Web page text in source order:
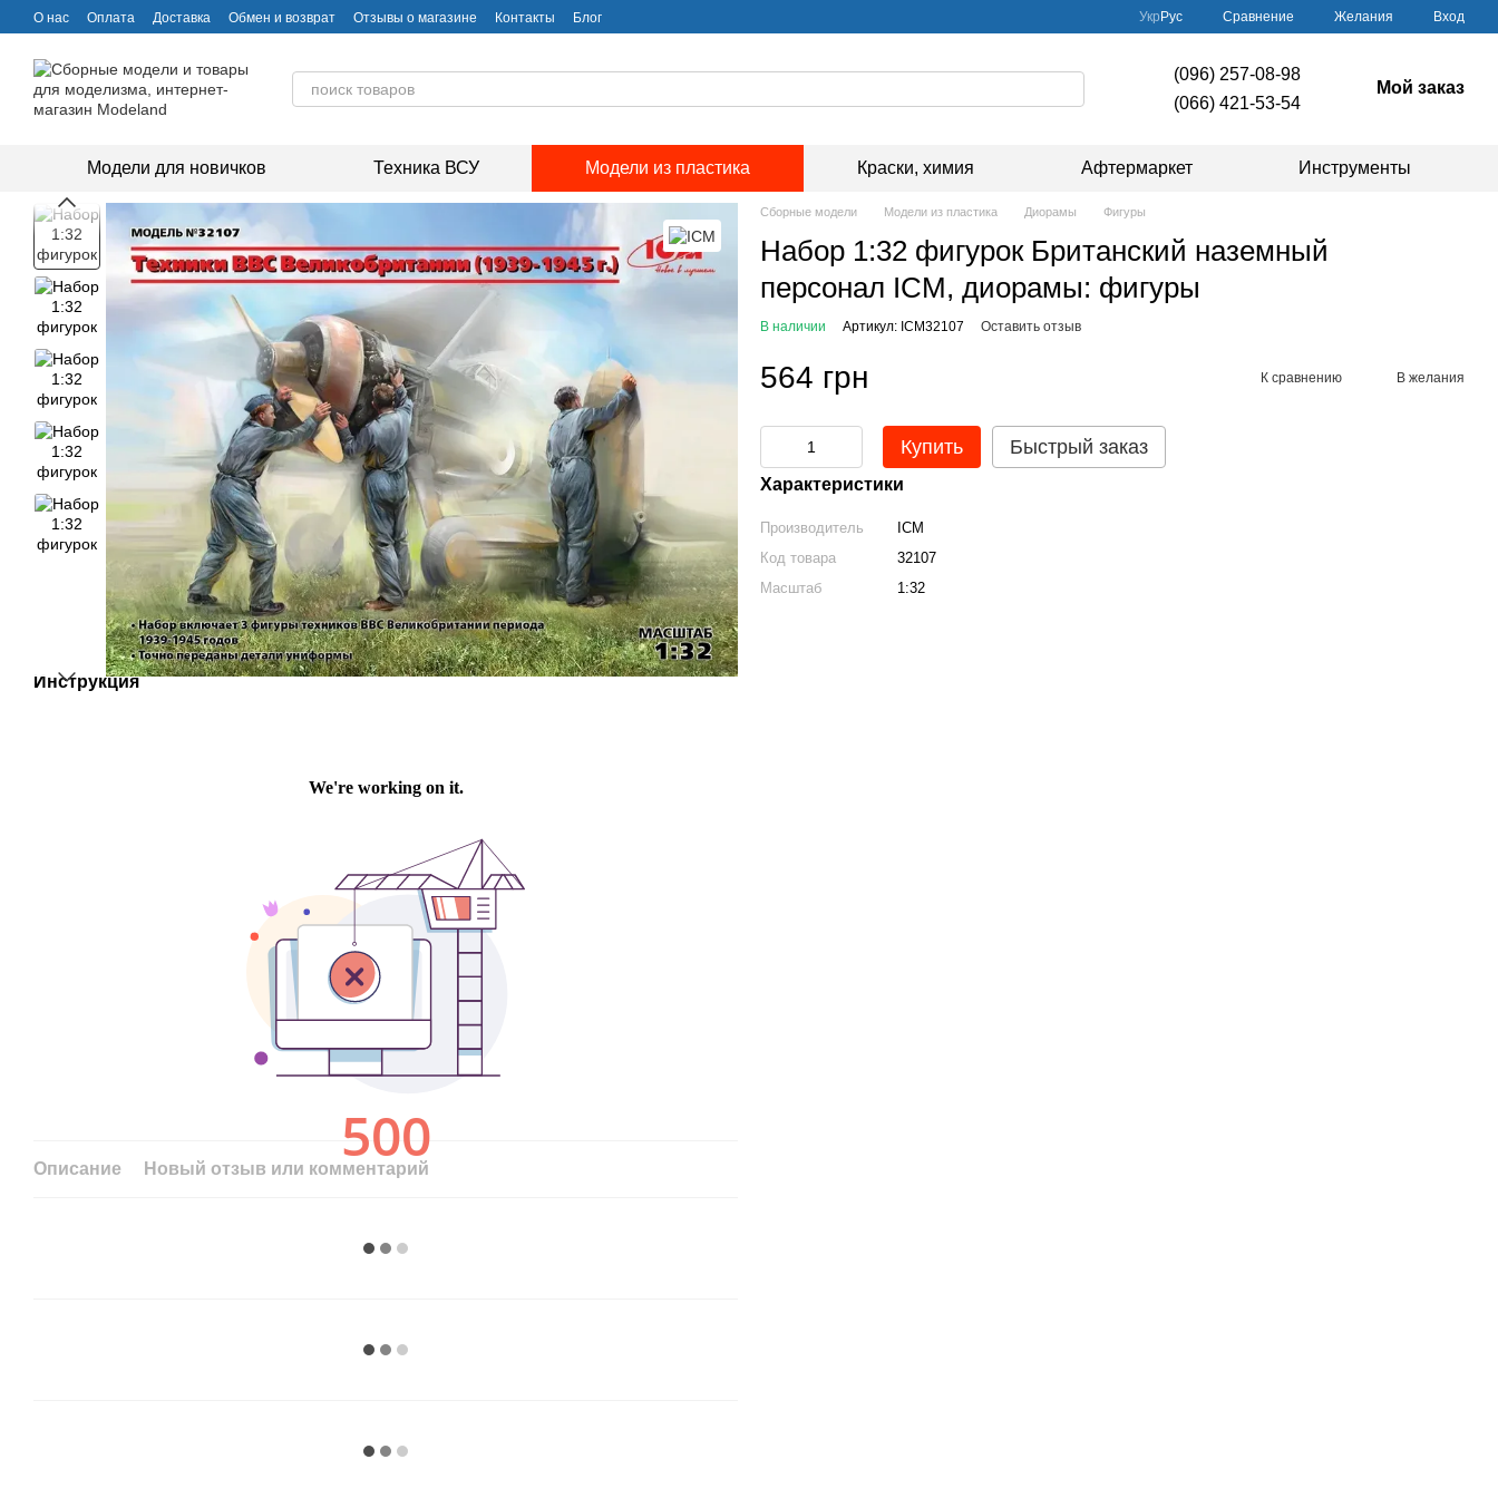
Перейти к основному контенту
О нас Оплата Доставка Обмен и возврат Отзывы о магазине Контакты Блог Укр Рус Сравнение Желания Вход
(096) 257-08-98
(066) 421-53-54
Мой заказ
Модели для новичков Техника ВСУ Модели из пластика Краски, химия Афтермаркет Инструменты
Инструкция
Описание Новый отзыв или комментарий
Сборные модели Модели из пластика Диорамы Фигуры
Набор 1:32 фигурок Британский наземный
персонал ICM, диорамы: фигуры
В наличии Артикул: ICM32107 Оставить отзыв
564 грн К сравнению В желания
Купить Быстрый заказ
Характеристики
Производитель
ICM
Код товара
32107
Масштаб
1:32